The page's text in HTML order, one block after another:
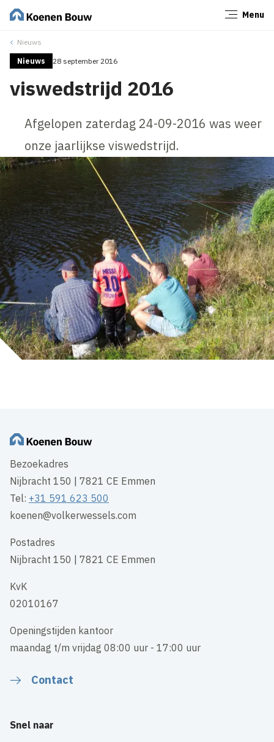
Menu
Nieuws
Nieuws 28 september 2016
viswedstrijd 2016
Afgelopen zaterdag 24-09-2016 was weer
onze jaarlijkse viswedstrijd.
Bezoekadres
Nijbracht 150 | 7821 CE Emmen
Tel: +31 591 623 500
koenen@volkerwessels.com
Postadres
Nijbracht 150 | 7821 CE Emmen
KvK
02010167
Openingstijden kantoor
maandag t/m vrijdag 08:00 uur - 17:00 uur
Contact
Snel naar
Sluiten